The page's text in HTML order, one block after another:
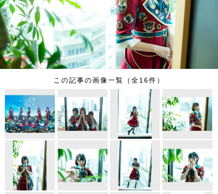
この記事の画像一覧（全16件）